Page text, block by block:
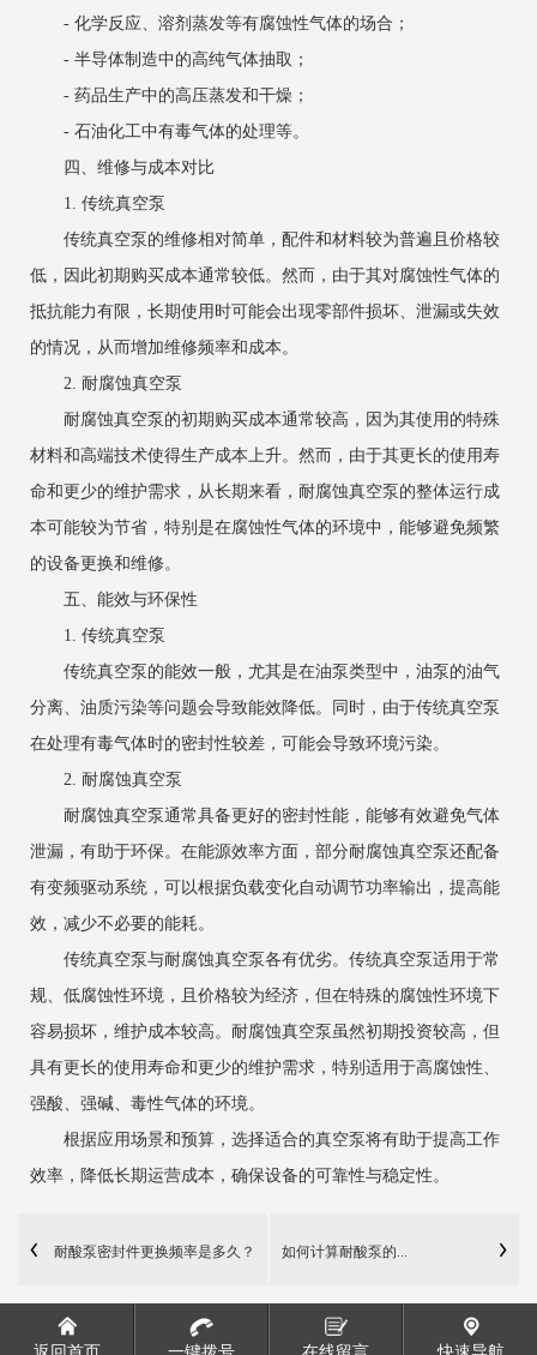
- 化学反应、溶剂蒸发等有腐蚀性气体的场合；
- 半导体制造中的高纯气体抽取；
- 药品生产中的高压蒸发和干燥；
- 石油化工中有毒气体的处理等。
四、维修与成本对比
1. 传统真空泵
传统真空泵的维修相对简单，配件和材料较为普遍且价格较
低，因此初期购买成本通常较低。然而，由于其对腐蚀性气体的
抵抗能力有限，长期使用时可能会出现零部件损坏、泄漏或失效
的情况，从而增加维修频率和成本。
2. 耐腐蚀真空泵
耐腐蚀真空泵的初期购买成本通常较高，因为其使用的特殊
材料和高端技术使得生产成本上升。然而，由于其更长的使用寿
命和更少的维护需求，从长期来看，耐腐蚀真空泵的整体运行成
本可能较为节省，特别是在腐蚀性气体的环境中，能够避免频繁
的设备更换和维修。
五、能效与环保性
1. 传统真空泵
传统真空泵的能效一般，尤其是在油泵类型中，油泵的油气
分离、油质污染等问题会导致能效降低。同时，由于传统真空泵
在处理有毒气体时的密封性较差，可能会导致环境污染。
2. 耐腐蚀真空泵
耐腐蚀真空泵通常具备更好的密封性能，能够有效避免气体
泄漏，有助于环保。在能源效率方面，部分耐腐蚀真空泵还配备
有变频驱动系统，可以根据负载变化自动调节功率输出，提高能
效，减少不必要的能耗。
传统真空泵与耐腐蚀真空泵各有优劣。传统真空泵适用于常
规、低腐蚀性环境，且价格较为经济，但在特殊的腐蚀性环境下
容易损坏，维护成本较高。耐腐蚀真空泵虽然初期投资较高，但
具有更长的使用寿命和更少的维护需求，特别适用于高腐蚀性、
强酸、强碱、毒性气体的环境。
根据应用场景和预算，选择适合的真空泵将有助于提高工作
效率，降低长期运营成本，确保设备的可靠性与稳定性。
耐酸泵密封件更换频率是多久？ 如何计算耐酸泵的...